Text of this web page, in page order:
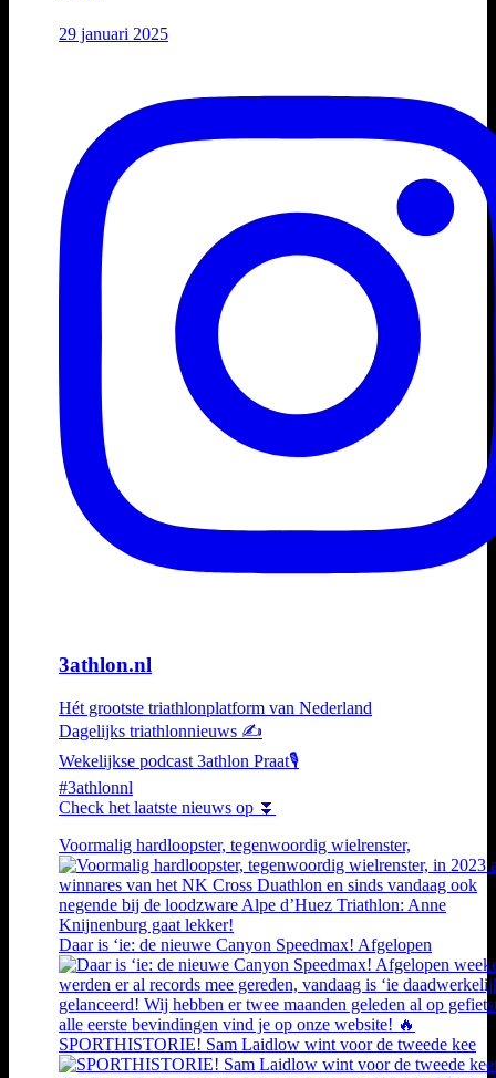
29 januari 2025
3athlon.nl
Hét grootste triathlonplatform van Nederland
Dagelijks triathlonnieuws ✍️
Wekelijkse podcast 3athlon Praat🎙️
#3athlonnl
Check het laatste nieuws op ⏬
Voormalig hardloopster, tegenwoordig wielrenster,
Daar is ‘ie: de nieuwe Canyon Speedmax! Afgelopen
SPORTHISTORIE! Sam Laidlow wint voor de tweede kee